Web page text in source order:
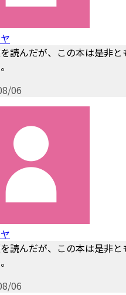
読んだが、この本は是非
06
読んだが、この本は是非
06